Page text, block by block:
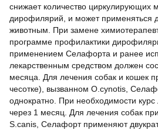
снижает количество циркулирующих
дирофилярий, и может применяться
животным. При замене
программе профилактики
применением Селафорта и ранее
лекарственным средством должен
месяца. Для лечения собак и кошек
чесотке), вызванном O.cynotis,
однократно. При необходимости
через 1 месяц. Для лечения собак
S.canis, Селафорт применяют